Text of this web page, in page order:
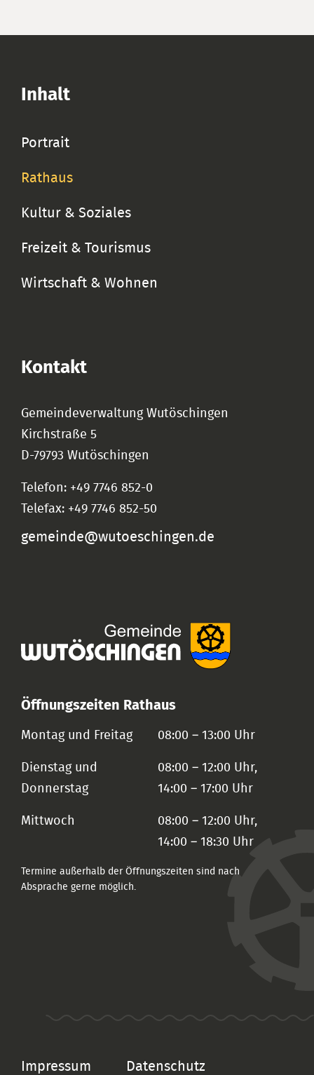
Inhalt
Portrait
Rathaus
Kultur & Soziales
Freizeit & Tourismus
Wirtschaft & Wohnen
Kontakt
Gemeindeverwaltung Wutöschingen
Kirchstraße 5
D-79793 Wutöschingen
Telefon: +49 7746 852-0
Telefax: +49 7746 852-50
gemeinde@wutoeschingen.de
Öffnungszeiten Rathaus
Montag und Freitag 08:00 – 13:00 Uhr
Dienstag und
Donnerstag
08:00 – 12:00 Uhr,
14:00 – 17:00 Uhr
Mittwoch
08:00 – 12:00 Uhr,
14:00 – 18:30 Uhr
Termine außerhalb der Öffnungszeiten sind nach
Absprache gerne möglich.
Impressum Datenschutz